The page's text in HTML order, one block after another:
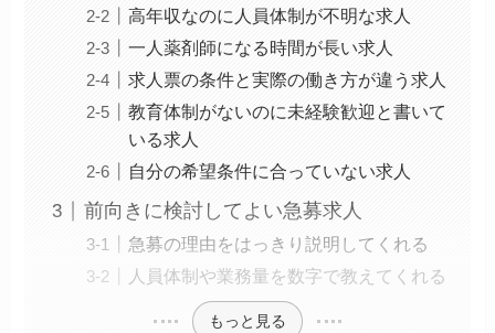
高年収なのに人員体制が不明な求人
一人薬剤師になる時間が長い求人
求人票の条件と実際の働き方が違う求人
教育体制がないのに未経験歓迎と書いて
いる求人
自分の希望条件に合っていない求人
前向きに検討してよい急募求人
急募の理由をはっきり説明してくれる
人員体制や業務量を数字で教えてくれる
もっと見る